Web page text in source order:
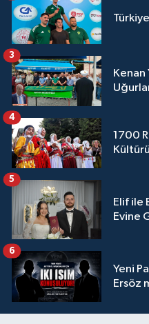
Kenan
3
1700
4
Elif ile
Evine
5
Yeni
Ersöz
6